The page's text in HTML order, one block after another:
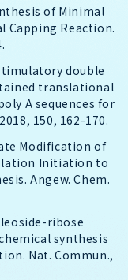
of Minimal
Capping Reaction.
double
translational
A sequences for
150, 162-170.
Modification of
Initiation to
Angew. Chem.
ribose
synthesis
Nat. Commun.,